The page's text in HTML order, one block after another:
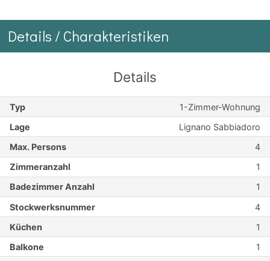
Details / Charakteristiken
Details
Typ
1-Zimmer-Wohnung
Lage
Lignano Sabbiadoro
Max. Persons
4
Zimmeranzahl
1
Badezimmer Anzahl
1
Stockwerksnummer
4
Küchen
1
Balkone
1